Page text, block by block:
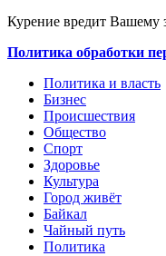
Курение вредит Вашему
Политика обработки
Политика и власть
Бизнес
Происшествия
Общество
Cпорт
Здоровье
Культура
Город живёт
Байкал
Чайный путь
Политика